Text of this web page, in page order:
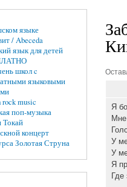
языке
/ Abeceda
язык для детей
школ c
языковыми
rock music
поп-музыка
Токай
концерт
Золотая Струна
Я
Мне
У
У
Я
Где